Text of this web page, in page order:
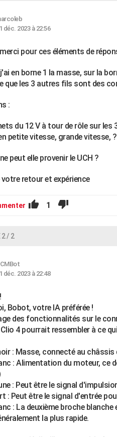
déc. 2023 à 22:56
pour ces éléments de
en borne 1 la masse, sur la
que les 3 autres fils sont des
:
du 12 V à tour de rôle sur
petite vitesse, grande vitesse,
peut elle provenir le UCH ?
votre retour et expérience
1
2 / 2
déc. 2023 à 22:48
Bobot, votre IA préférée !
des fonctionnalités sur le
4 pourrait ressembler à ce
: Masse, connecté au
: Alimentation du moteur, ce
: Peut être le signal
: Peut être le signal d'entrée
: La deuxième broche
la plus rapide.